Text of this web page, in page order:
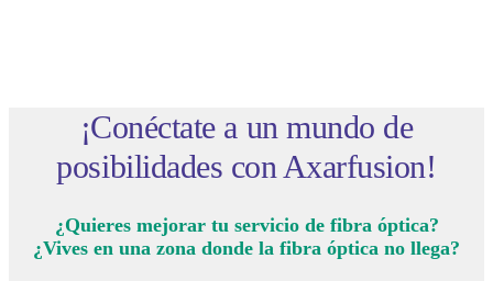
¡Conéctate a un mundo de
posibilidades con Axarfusion!
¿Quieres mejorar tu servicio de fibra óptica?
¿Vives en una zona donde la fibra óptica no llega?